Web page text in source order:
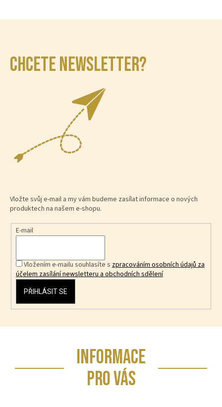
CHCETE NEWSLETTER?
Vložte svůj e-mail a my vám budeme zasílat informace o nových
produktech na našem e-shopu.
E-mail
Vložením e-mailu souhlasíte s zpracováním osobních údajů za
účelem zasílání newsletteru a obchodních sdělení
PŘIHLÁSIT SE
INFORMACE
PRO VÁS